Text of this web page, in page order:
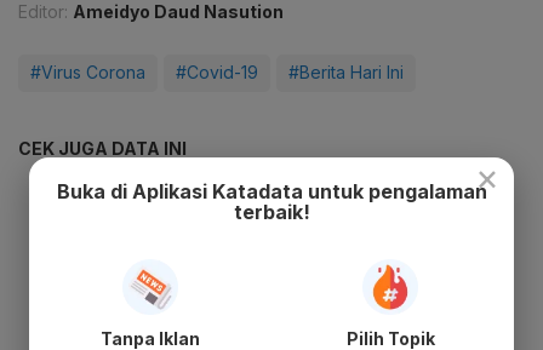
Editor: Ameidyo Daud Nasution
#Virus Corona #Covid-19 #Berita Hari Ini
CEK JUGA DATA INI
×
Buka di Aplikasi Katadata untuk pengalaman
terbaik!
Tanpa Iklan Pilih Topik